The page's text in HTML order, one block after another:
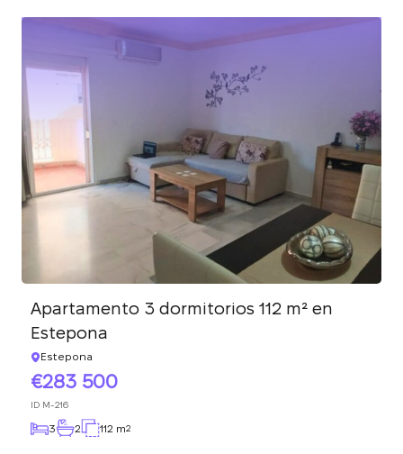
Apartamento 3 dormitorios 112 m² en
Estepona
Estepona
283 500
ID M-216
3 2 112 m2